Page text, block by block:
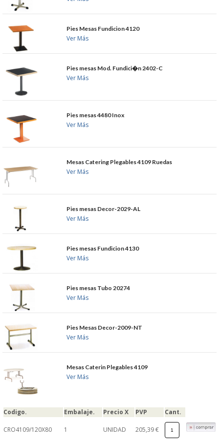
AVISO LEGAL
CONDICIONES DE USO
BLOG
CERRAR
S�GUENOS EN
TWITTER
TODOS LOS DERECHOS RESERVADOS
Pies Mesas Fundicion 4120
Ver Más
Pies mesas Mod. Fundici�n 2402-C
Ver Más
Pies mesas 4480 Inox
Ver Más
Mesas Catering Plegables 4109 Ruedas
Ver Más
Pies mesas Decor-2029-AL
Ver Más
Pies mesas Fundicion 4130
Ver Más
Pies mesas Tubo 20274
Ver Más
Pies Mesas Decor-2009-NT
Ver Más
Mesas Caterin Plegables 4109
Ver Más
Codigo. Embalaje. Precio X PVP Cant.
CRO4109/120X80 1 UNIDAD 205,39 €